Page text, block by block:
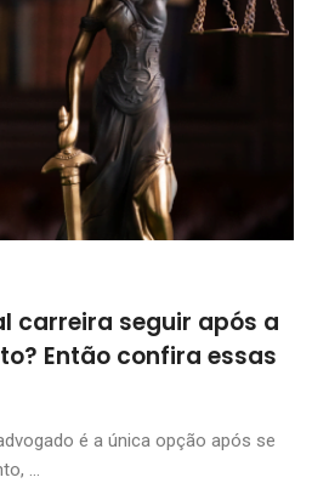
carreira seguir após a
Então confira essas
é a única opção após se
...